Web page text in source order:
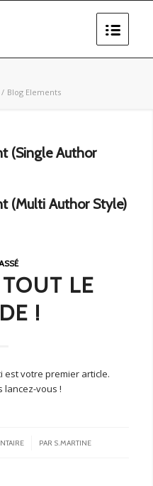
/ Blog Elements
(Single Author
(Multi Author Style)
LE
!
est votre premier article.
lancez-vous !
PAR S.MARTINE